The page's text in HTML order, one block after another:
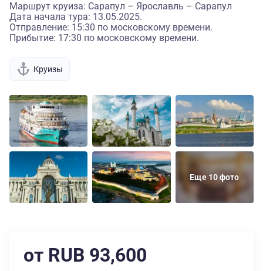
Маршрут круиза: Сарапул – Ярославль – Сарапул
Дата начала тура: 13.05.2025.
Отправление: 15:30 по московскому времени.
Прибытие: 17:30 по московскому времени.
Круизы
Еще 10 фото
от RUB 93,600